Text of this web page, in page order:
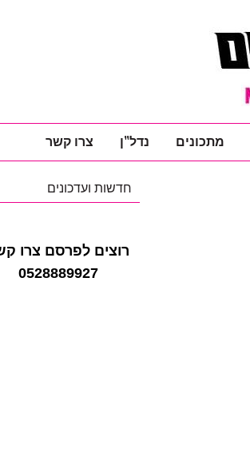
מתכונים נדל"ן צרו קשר
חדשות ועדכונים
רוצים לפרסם צרו
0528889927